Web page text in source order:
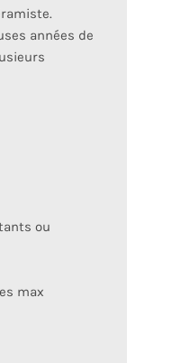
années de
ou
max